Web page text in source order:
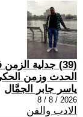
(39) جدلية
الحدث وزمن
ياسر جابر الجمَّال
2026 / 8 / 8
الادب والفن